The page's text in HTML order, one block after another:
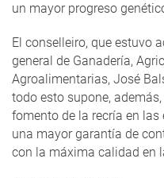
un mayor progreso
El conselleiro, que estuvo
general de Ganadería,
Agroalimentarias, José
todo esto supone,
fomento de la recría en
una mayor garantía de
con la máxima calidad en